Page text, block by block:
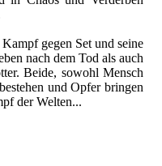
gegen Set und seine
nach dem Tod als auch
Beide, sowohl Mensch
und Opfer bringen
der Welten...